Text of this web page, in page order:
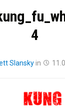
4
Slanskyin